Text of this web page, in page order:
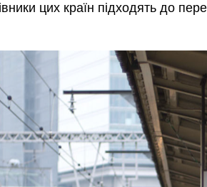
цих країн підходять до